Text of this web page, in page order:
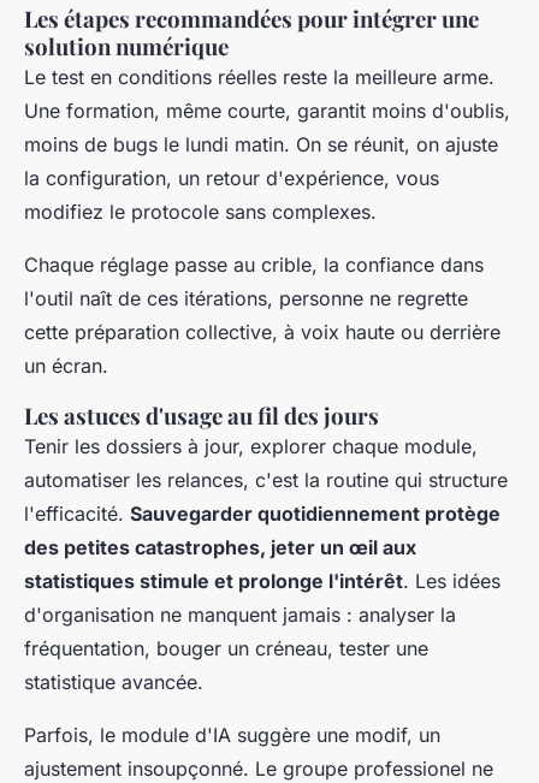
Les étapes recommandées pour intégrer une
solution numérique
Le test en conditions réelles reste la meilleure arme.
Une formation, même courte, garantit moins d'oublis,
moins de bugs le lundi matin. On se réunit, on ajuste
la configuration, un retour d'expérience, vous
modifiez le protocole sans complexes.
Chaque réglage passe au crible, la confiance dans
l'outil naît de ces itérations, personne ne regrette
cette préparation collective, à voix haute ou derrière
un écran.
Les astuces d'usage au fil des jours
Tenir les dossiers à jour, explorer chaque module,
automatiser les relances, c'est la routine qui structure
l'efficacité. Sauvegarder quotidiennement protège
des petites catastrophes, jeter un œil aux
statistiques stimule et prolonge l'intérêt. Les idées
d'organisation ne manquent jamais : analyser la
fréquentation, bouger un créneau, tester une
statistique avancée.
Parfois, le module d'IA suggère une modif, un
ajustement insoupçonné. Le groupe professionel ne